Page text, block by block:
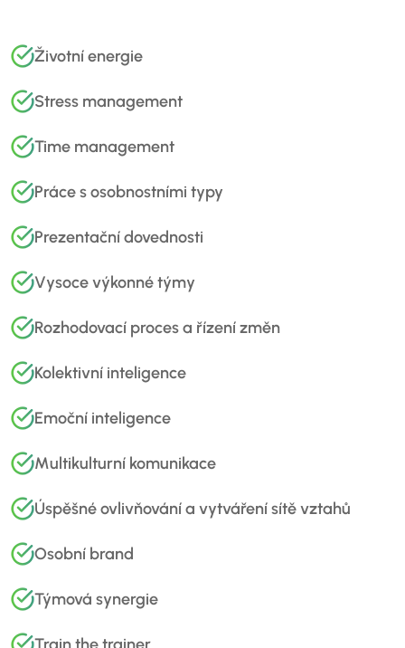
Životní energie
Stress management
Time management
Práce s osobnostními typy
Prezentační dovednosti
Vysoce výkonné týmy
Rozhodovací proces a řízení změn
Kolektivní inteligence
Emoční inteligence
Multikulturní komunikace
Úspěšné ovlivňování a vytváření sítě vztahů
Osobní brand
Týmová synergie